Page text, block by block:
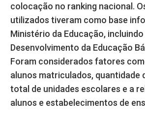
colocação no ranking nacional.
utilizados tiveram como base
Ministério da Educação,
Desenvolvimento da Educação
Foram considerados fatores
alunos matriculados, quantidade
total de unidades escolares e a
alunos e estabelecimentos de